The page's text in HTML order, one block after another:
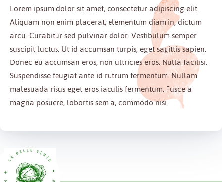
Lorem ipsum dolor sit amet, consectetur adipiscing elit.
Aliquam non enim placerat, elementum diam in, dictum
arcu. Curabitur sed pulvinar dolor. Vestibulum semper
suscipit luctus. Ut id accumsan turpis, eget sagittis sapien.
Donec eu accumsan eros, non ultricies eros. Nulla facilisi.
Suspendisse feugiat ante id rutrum fermentum. Nullam
malesuada risus eget eros iaculis fermentum. Fusce a
magna posuere, lobortis sem a, commodo nisi.